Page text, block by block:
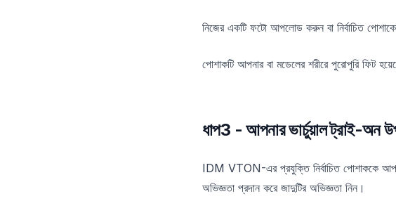
নিজের একটি ফটো আপলোড করুন বা নির্বাচিত
পোশাকটি আপনার বা মডেলের শরীরে পুরোপুরি ফিট
ধাপ3 - আপনার ভার্চুয়াল ট্রাই-অন
IDM VTON-এর প্রযুক্তি নির্বাচিত পোশাককে
অভিজ্ঞতা প্রদান করে জাদুটির অভিজ্ঞতা নিন।